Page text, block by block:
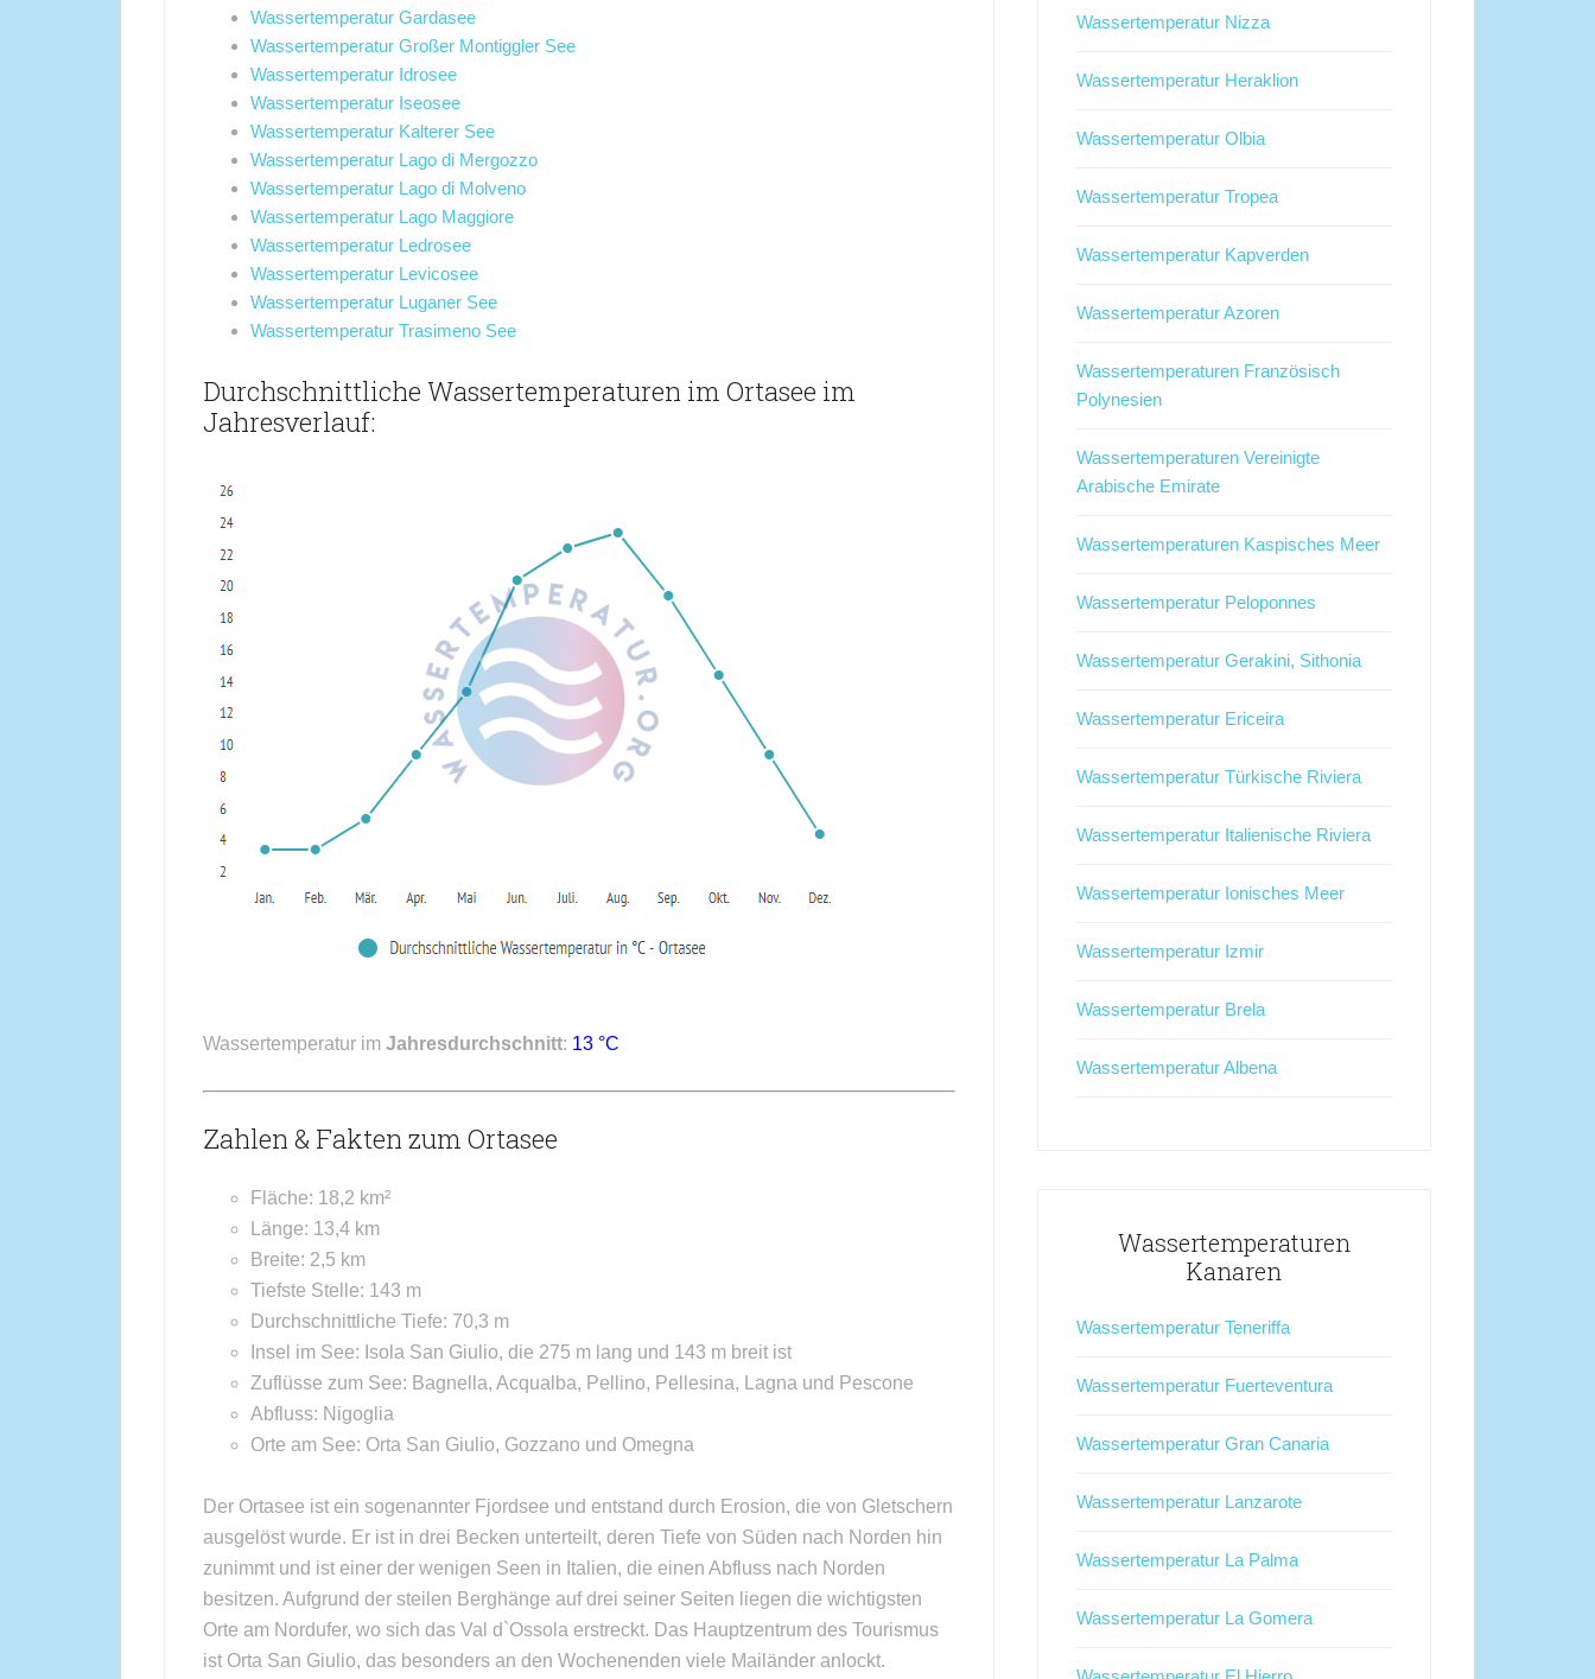
Wassertemperatur Gardasee
Wassertemperatur Großer Montiggler See
Wassertemperatur Idrosee
Wassertemperatur Iseosee
Wassertemperatur Kalterer See
Wassertemperatur Lago di Mergozzo
Wassertemperatur Lago di Molveno
Wassertemperatur Lago Maggiore
Wassertemperatur Ledrosee
Wassertemperatur Levicosee
Wassertemperatur Luganer See
Wassertemperatur Trasimeno See
Durchschnittliche Wassertemperaturen im Ortasee im
Jahresverlauf:
Wassertemperatur im Jahresdurchschnitt: 13 °C
Zahlen & Fakten zum Ortasee
Fläche: 18,2 km²
Länge: 13,4 km
Breite: 2,5 km
Tiefste Stelle: 143 m
Durchschnittliche Tiefe: 70,3 m
Insel im See: Isola San Giulio, die 275 m lang und 143 m breit ist
Zuflüsse zum See: Bagnella, Acqualba, Pellino, Pellesina, Lagna und Pescone
Abfluss: Nigoglia
Orte am See: Orta San Giulio, Gozzano und Omegna
Der Ortasee ist ein sogenannter Fjordsee und entstand durch Erosion, die von Gletschern
ausgelöst wurde. Er ist in drei Becken unterteilt, deren Tiefe von Süden nach Norden hin
zunimmt und ist einer der wenigen Seen in Italien, die einen Abfluss nach Norden
besitzen. Aufgrund der steilen Berghänge auf drei seiner Seiten liegen die wichtigsten
Orte am Nordufer, wo sich das Val d`Ossola erstreckt. Das Hauptzentrum des Tourismus
ist Orta San Giulio, das besonders an den Wochenenden viele Mailänder anlockt.
Wassertemperatur Nizza
Wassertemperatur Heraklion
Wassertemperatur Olbia
Wassertemperatur Tropea
Wassertemperatur Kapverden
Wassertemperatur Azoren
Wassertemperaturen Französisch
Polynesien
Wassertemperaturen Vereinigte
Arabische Emirate
Wassertemperaturen Kaspisches Meer
Wassertemperatur Peloponnes
Wassertemperatur Gerakini, Sithonia
Wassertemperatur Ericeira
Wassertemperatur Türkische Riviera
Wassertemperatur Italienische Riviera
Wassertemperatur Ionisches Meer
Wassertemperatur Izmir
Wassertemperatur Brela
Wassertemperatur Albena
Wassertemperaturen
Kanaren
Wassertemperatur Teneriffa
Wassertemperatur Fuerteventura
Wassertemperatur Gran Canaria
Wassertemperatur Lanzarote
Wassertemperatur La Palma
Wassertemperatur La Gomera